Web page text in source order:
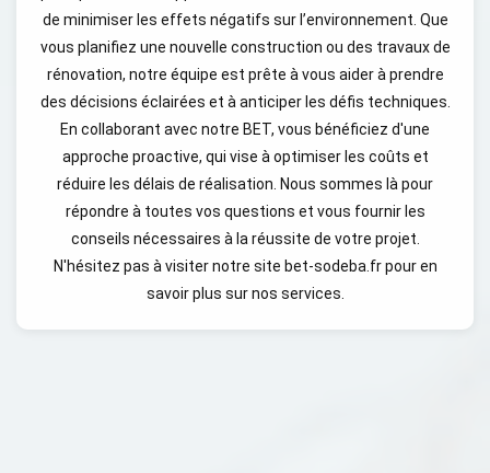
de minimiser les effets négatifs sur l’environnement. Que
vous planifiez une nouvelle construction ou des travaux de
rénovation, notre équipe est prête à vous aider à prendre
des décisions éclairées et à anticiper les défis techniques.
En collaborant avec notre BET, vous bénéficiez d'une
approche proactive, qui vise à optimiser les coûts et
réduire les délais de réalisation. Nous sommes là pour
répondre à toutes vos questions et vous fournir les
conseils nécessaires à la réussite de votre projet.
N'hésitez pas à visiter notre site bet-sodeba.fr pour en
savoir plus sur nos services.